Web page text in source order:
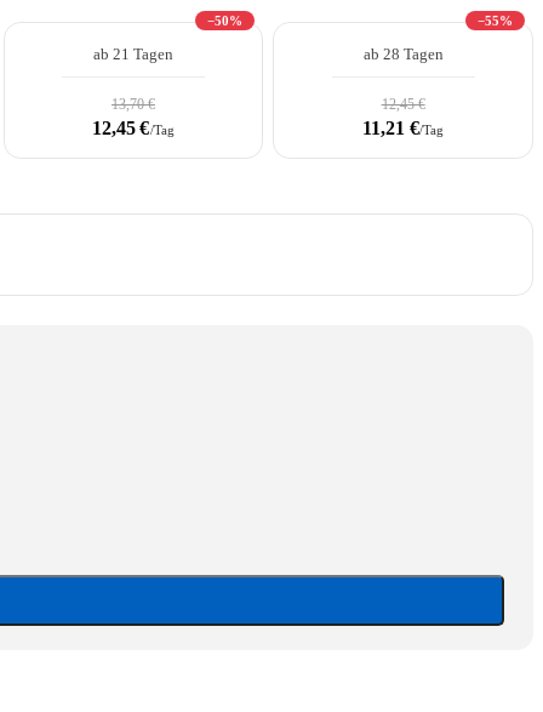
−50%
ab 21 Tagen
13,70 €
12,45 €/Tag
−55%
ab 28 Tagen
12,45 €
11,21 €/Tag